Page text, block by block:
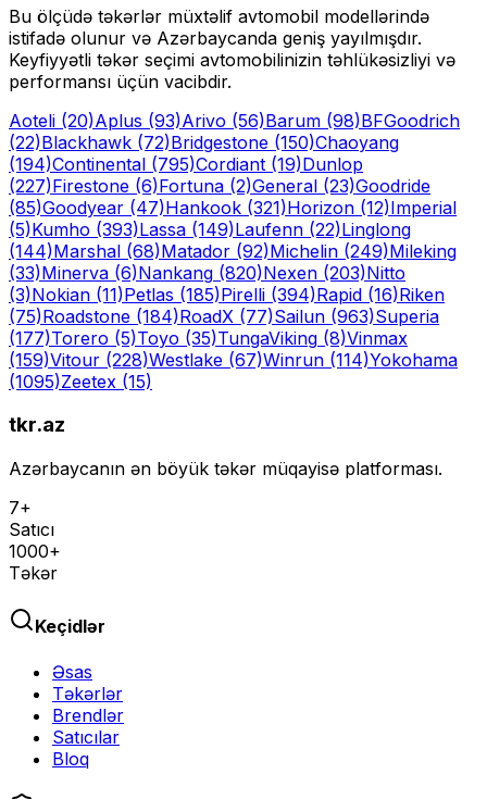
Bu ölçüdə təkərlər müxtəlif avtomobil modellərində
istifadə olunur və Azərbaycanda geniş yayılmışdır.
Keyfiyyətli təkər seçimi avtomobilinizin təhlükəsizliyi və
performansı üçün vacibdir.
Aoteli (20)Aplus (93)Arivo (56)Barum (98)BFGoodrich
(22)Blackhawk (72)Bridgestone (150)Chaoyang
(194)Continental (795)Cordiant (19)Dunlop
(227)Firestone (6)Fortuna (2)General (23)Goodride
(85)Goodyear (47)Hankook (321)Horizon (12)Imperial
(5)Kumho (393)Lassa (149)Laufenn (22)Linglong
(144)Marshal (68)Matador (92)Michelin (249)Mileking
(33)Minerva (6)Nankang (820)Nexen (203)Nitto
(3)Nokian (11)Petlas (185)Pirelli (394)Rapid (16)Riken
(75)Roadstone (184)RoadX (77)Sailun (963)Superia
(177)Torero (5)Toyo (35)TungaViking (8)Vinmax
(159)Vitour (228)Westlake (67)Winrun (114)Yokohama
(1095)Zeetex (15)
tkr.az
Azərbaycanın ən böyük təkər müqayisə platforması.
7+
Satıcı
1000+
Təkər
Keçidlər
Əsas
Təkərlər
Brendlər
Satıcılar
Bloq